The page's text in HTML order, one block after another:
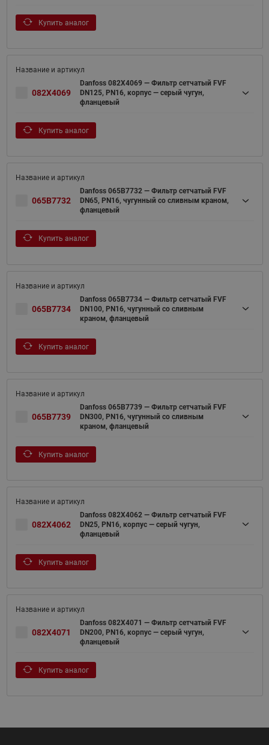
Купить аналог
082X4069
Danfoss 082X4069 — Фильтр сетчатый FVF
DN125, PN16, корпус — серый чугун,
фланцевый
Купить аналог
065B7732
Danfoss 065B7732 — Фильтр сетчатый FVF
DN65, PN16, чугунный со сливным краном,
фланцевый
Купить аналог
065B7734
Danfoss 065B7734 — Фильтр сетчатый FVF
DN100, PN16, чугунный со сливным
краном, фланцевый
Купить аналог
065B7739
Danfoss 065B7739 — Фильтр сетчатый FVF
DN300, PN16, чугунный со сливным
краном, фланцевый
Купить аналог
082X4062
Danfoss 082X4062 — Фильтр сетчатый FVF
DN25, PN16, корпус — серый чугун,
фланцевый
Купить аналог
082X4071
Danfoss 082X4071 — Фильтр сетчатый FVF
DN200, PN16, корпус — серый чугун,
фланцевый
Купить аналог